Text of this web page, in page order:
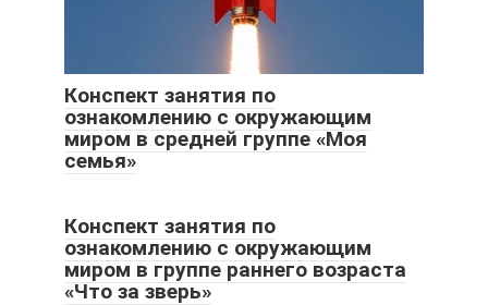
Конспект занятия по
ознакомлению с окружающим
миром в средней группе «Моя
семья»
Конспект занятия по
ознакомлению с окружающим
миром в группе раннего возраста
«Что за зверь»